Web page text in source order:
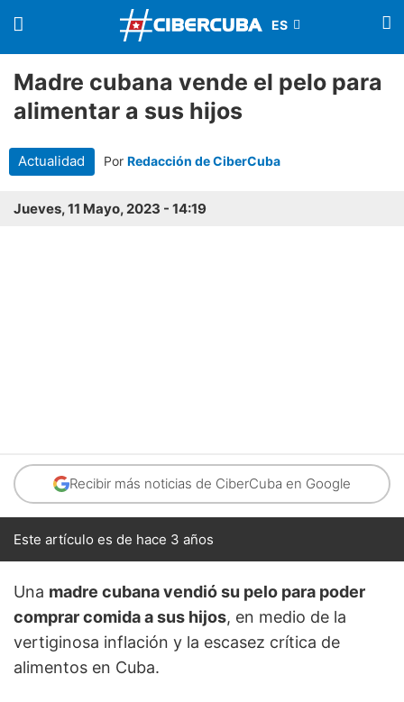
Madre cubana vende el pelo para
alimentar a sus hijos
Actualidad Por Redacción de CiberCuba
Jueves, 11 Mayo, 2023 - 14:19
Recibir más noticias de CiberCuba en Google
Este artículo es de hace 3 años
Una madre cubana vendió su pelo para poder
comprar comida a sus hijos, en medio de la
vertiginosa inflación y la escasez crítica de
alimentos en Cuba.